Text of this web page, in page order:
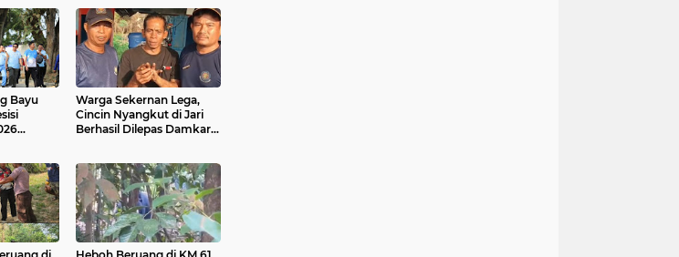
Bayu
Warga Sekernan Lega,
Cincin Nyangkut di Jari
Berhasil Dilepas Damkar